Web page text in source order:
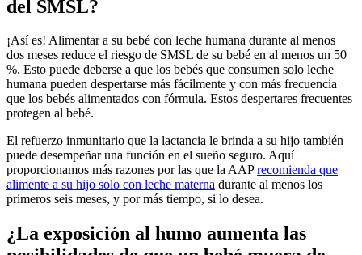
del SMSL?
¡Así es! Alimentar a su bebé con leche humana durante al menos
dos meses reduce el riesgo de SMSL de su bebé en al menos un 50
%. Esto puede deberse a que los bebés que consumen solo leche
humana pueden despertarse más fácilmente y con más frecuencia
que los bebés alimentados con fórmula. Estos despertares frecuentes
protegen al bebé.
El refuerzo inmunitario que la lactancia le brinda a su hijo también
puede desempeñar una función en el sueño seguro. Aquí
proporcionamos más razones por las que la AAPrecomienda que
alimente a su hijo solo con leche materna durante al menos los
primeros seis meses, y por más tiempo, si lo desea.
¿La exposición al humo aumenta las